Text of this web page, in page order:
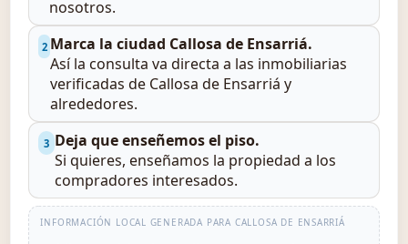
nosotros.
2 Marca la ciudad Callosa de Ensarriá.
Así la consulta va directa a las inmobiliarias
verificadas de Callosa de Ensarriá y
alrededores.
3 Deja que enseñemos el piso.
Si quieres, enseñamos la propiedad a los
compradores interesados.
INFORMACIÓN LOCAL GENERADA PARA CALLOSA DE ENSARRIÁ